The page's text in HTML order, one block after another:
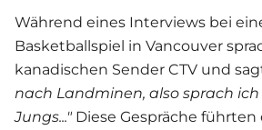
Während eines Interviews bei
Basketballspiel in Vancouver
kanadischen Sender CTV und
nach Landminen, also sprach ich
Jungs..." Diese Gespräche führten